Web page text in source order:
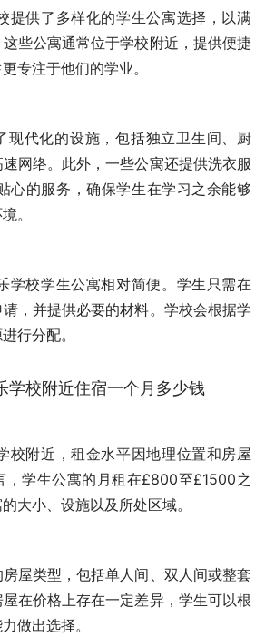
提供了多样化的学生公寓选择，以满
些公寓通常位于学校附近，提供便捷
专注于他们的学业。
现代化的设施，包括独立卫生间、厨
网络。此外，一些公寓还提供洗衣服
心的服务，确保学生在学习之余能够
。
学校学生公寓相对简便。学生只需在
，并提供必要的材料。学校会根据学
行分配。
学校附近住宿一个月多少钱
校附近，租金水平因地理位置和房屋
，学生公寓的月租在£800至£1500之
大小、设施以及所处区域。
屋类型，包括单人间、双人间或整套
在价格上存在一定差异，学生可以根
做出选择。